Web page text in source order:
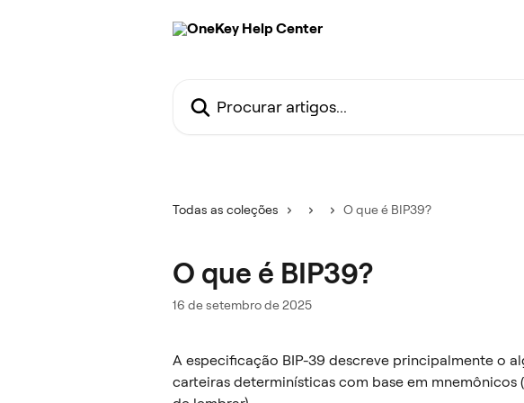
Todas as coleções O que é BIP39?
O que é BIP39?
16 de setembro de 2025
A especificação BIP-39 descreve principalmente o
carteiras determinísticas com base em mnemônicos